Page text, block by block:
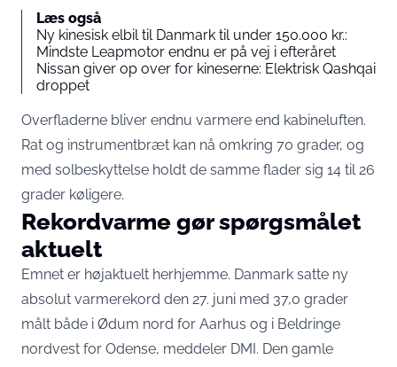
Læs også
Ny kinesisk elbil til Danmark til under 150.000 kr.:
Mindste Leapmotor endnu er på vej i efteråret
Nissan giver op over for kineserne: Elektrisk Qashqai
droppet
Overfladerne bliver endnu varmere end kabineluften.
Rat og instrumentbræt kan nå omkring 70 grader, og
med solbeskyttelse holdt de samme flader sig 14 til 26
grader køligere.
Rekordvarme gør spørgsmålet
aktuelt
Emnet er højaktuelt herhjemme. Danmark satte ny
absolut varmerekord den 27. juni med 37,0 grader
målt både i Ødum nord for Aarhus og i Beldringe
nordvest for Odense, meddeler DMI. Den gamle